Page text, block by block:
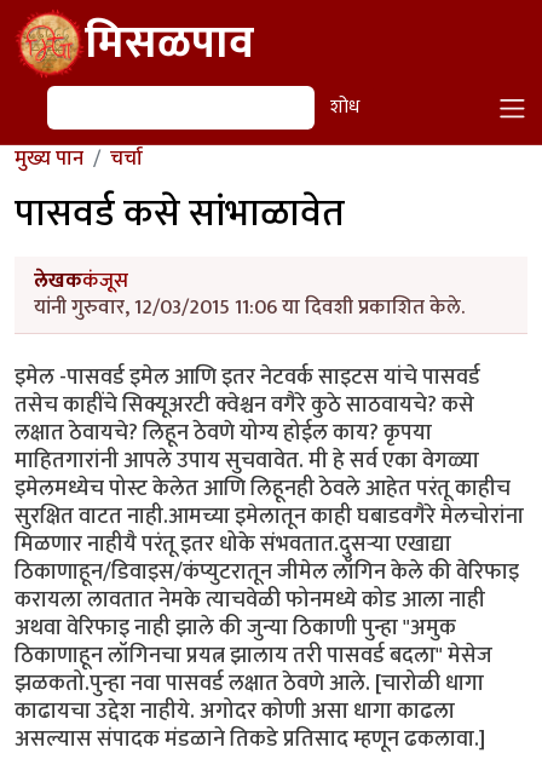
Skip to main contentमिसळपाव
शोध शोध
मुख्य पान चर्चा
पासवर्ड कसे सांभाळावेत
लेखककंजूस
यांनी गुरुवार, 12/03/2015 11:06 या दिवशी प्रकाशित केले.
इमेल -पासवर्ड इमेल आणि इतर नेटवर्क साइटस यांचे पासवर्ड
तसेच काहींचे सिक्यूअरटी क्वेश्चन वगैरे कुठे साठवायचे? कसे
लक्षात ठेवायचे? लिहून ठेवणे योग्य होईल काय? कृपया
माहितगारांनी आपले उपाय सुचवावेत. मी हे सर्व एका वेगळ्या
इमेलमध्येच पोस्ट केलेत आणि लिहूनही ठेवले आहेत परंतू काहीच
सुरक्षित वाटत नाही.आमच्या इमेलातून काही घबाडवगैरे मेलचोरांना
मिळणार नाहीयै परंतू इतर धोके संभवतात.दुसऱ्या एखाद्या
ठिकाणाहून/डिवाइस/कंप्युटरातून जीमेल लॉगिन केले की वेरिफाइ
करायला लावतात नेमके त्याचवेळी फोनमध्ये कोड आला नाही
अथवा वेरिफाइ नाही झाले की जुन्या ठिकाणी पुन्हा "अमुक
ठिकाणाहून लॉगिनचा प्रयत्न झालाय तरी पासवर्ड बदला" मेसेज
झळकतो.पुन्हा नवा पासवर्ड लक्षात ठेवणे आले. [चारोळी धागा
काढायचा उद्देश नाहीये. अगोदर कोणी असा धागा काढला
असल्यास संपादक मंडळाने तिकडे प्रतिसाद म्हणून ढकलावा.]